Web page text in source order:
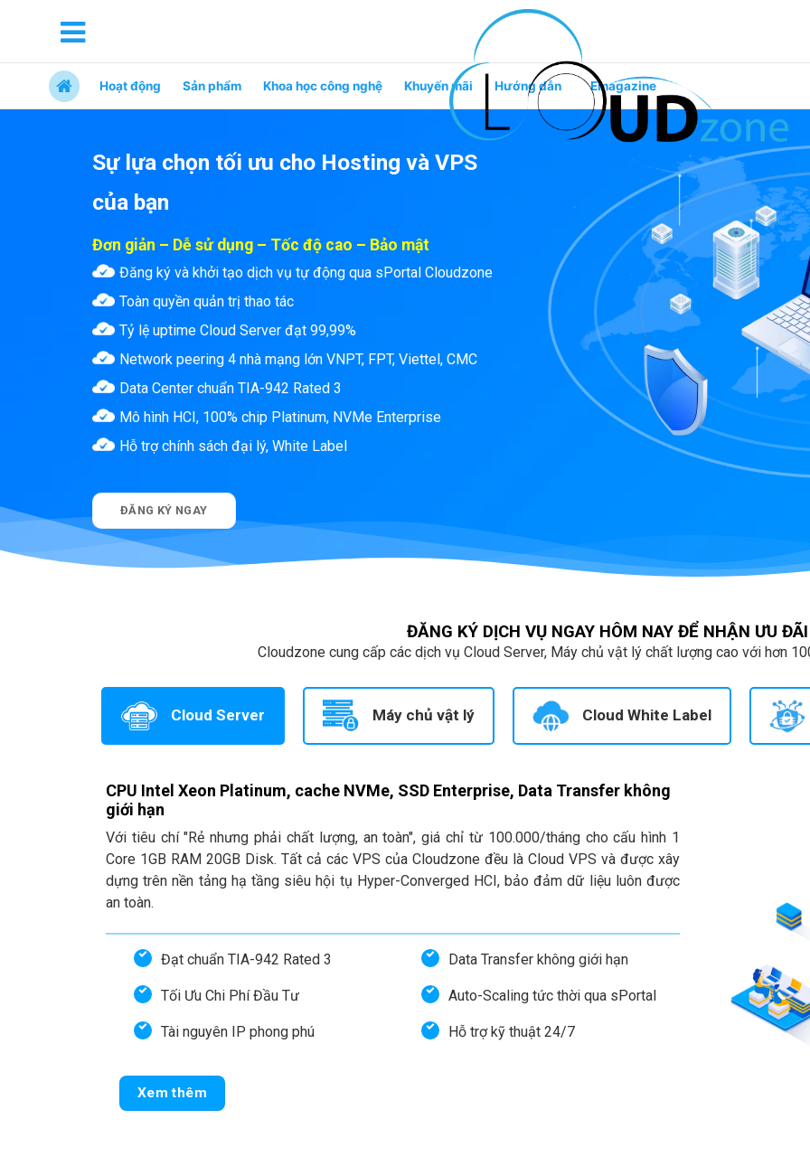
Hoạt động Sản phẩm Khoa học công nghệ Khuyến mãi Hướng dẫn Emagazine
Sự lựa chọn tối ưu cho Hosting và VPS
của bạn
Đơn giản – Dễ sử dụng – Tốc độ cao – Bảo mật
Đăng ký và khởi tạo dịch vụ tự động qua sPortal Cloudzone
Toàn quyền quản trị thao tác
Tỷ lệ uptime Cloud Server đạt 99,99%
Network peering 4 nhà mạng lớn VNPT, FPT, Viettel, CMC
Data Center chuẩn TIA-942 Rated 3
Mô hình HCI, 100% chip Platinum, NVMe Enterprise
Hỗ trợ chính sách đại lý, White Label
ĐĂNG KÝ NGAY
ĐĂNG KÝ DỊCH VỤ NGAY HÔM NAY ĐỂ NHẬN ƯU ĐÃI
Cloudzone cung cấp các dịch vụ Cloud Server, Máy chủ vật lý chất lượng cao với hơn
Cloud Server Máy chủ vật lý Cloud White Label
CPU Intel Xeon Platinum, cache NVMe, SSD Enterprise, Data Transfer không
giới hạn
Với tiêu chí "Rẻ nhưng phải chất lượng, an toàn", giá chỉ từ 100.000/tháng cho cấu hình 1
Core 1GB RAM 20GB Disk. Tất cả các VPS của Cloudzone đều là Cloud VPS và được xây
dựng trên nền tảng hạ tầng siêu hội tụ Hyper-Converged HCI, bảo đảm dữ liệu luôn được
an toàn.
Đạt chuẩn TIA-942 Rated 3
Tối Ưu Chi Phí Đầu Tư
Tài nguyên IP phong phú
Data Transfer không giới hạn
Auto-Scaling tức thời qua sPortal
Hỗ trợ kỹ thuật 24/7
Xem thêm